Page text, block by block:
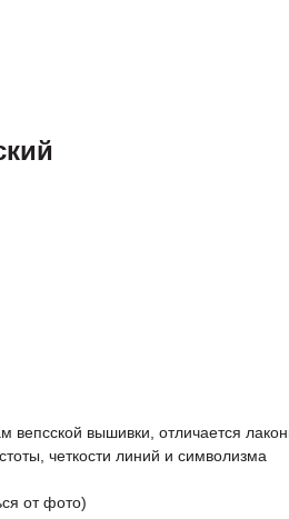
вепсской вышивки, отличается
четкости линий и символизма
от фото)